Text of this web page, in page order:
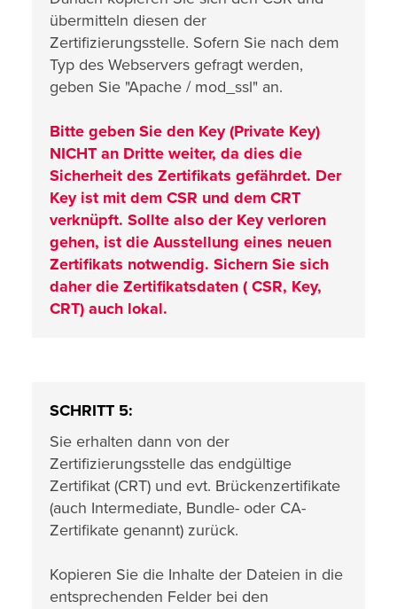
übermitteln diesen der
Zertifizierungsstelle. Sofern Sie nach dem
Typ des Webservers gefragt werden,
geben Sie "Apache / mod_ssl" an.
Bitte geben Sie den Key (Private Key)
NICHT an Dritte weiter, da dies die
Sicherheit des Zertifikats gefährdet. Der
Key ist mit dem CSR und dem CRT
verknüpft. Sollte also der Key verloren
gehen, ist die Ausstellung eines neuen
Zertifikats notwendig. Sichern Sie sich
daher die Zertifikatsdaten ( CSR, Key,
CRT) auch lokal.
SCHRITT 5:
Sie erhalten dann von der
Zertifizierungsstelle das endgültige
Zertifikat (CRT) und evt. Brückenzertifikate
(auch Intermediate, Bundle- oder CA-
Zertifikate genannt) zurück.
Kopieren Sie die Inhalte der Dateien in die
entsprechenden Felder bei den